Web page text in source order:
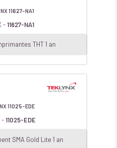
-11627-NA1
THT 1 an
-11025-EDE
SMA Gold Lite 1 an